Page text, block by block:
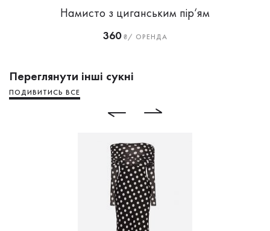
Намисто з циганським пір‘ям
360₴/ ОРЕНДА
Переглянути інші сукні
ПОДИВИТИСЬ ВСЕ